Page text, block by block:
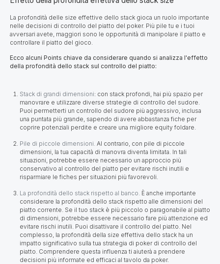
La profondità delle size effettive dello stack gioca un ruolo importante
nelle decisioni di controllo del piatto del poker. Più pile tu e i tuoi
avversari avete, maggiori sono le opportunità di manipolare il piatto e
controllare il piatto del gioco.
Ecco alcuni Points chiave da considerare quando si analizza l'effetto
della profondità dello stack sul controllo del piatto:
Stack di grandi dimensioni: con stack profondi, hai più spazio per
manovrare e utilizzare diverse strategie di controllo del sudore.
Puoi permetterti un controllo del sudore più aggressivo, inclusa
una puntata più grande, sapendo di avere abbastanza fiche per
coprire potenziali perdite e creare una migliore equity foldare.
Pile di piccole dimensioni. Al contrario, con pile di piccole
dimensioni, la tua capacità di manovra diventa limitata. In tali
situazioni, potrebbe essere necessario un approccio più
conservativo al controllo del piatto per evitare rischi inutili e
risparmiare le fiches per situazioni più favorevoli.
La profondità dello stack rispetto al banco. È anche importante
considerare la profondità dello stack rispetto alle dimensioni del
piatto corrente. Se il tuo stack è più piccolo o paragonabile al piatto
di dimensioni, potrebbe essere necessario fare più attenzione ed
evitare rischi inutili. Puoi disattivare il controllo del piatto. Nel
complesso, la profondità della size effettiva dello stack ha un
impatto significativo sulla tua strategia di poker di controllo del
piatto. Comprendere questa influenza ti aiuterà a prendere
decisioni più informate ed efficaci al tavolo da poker.